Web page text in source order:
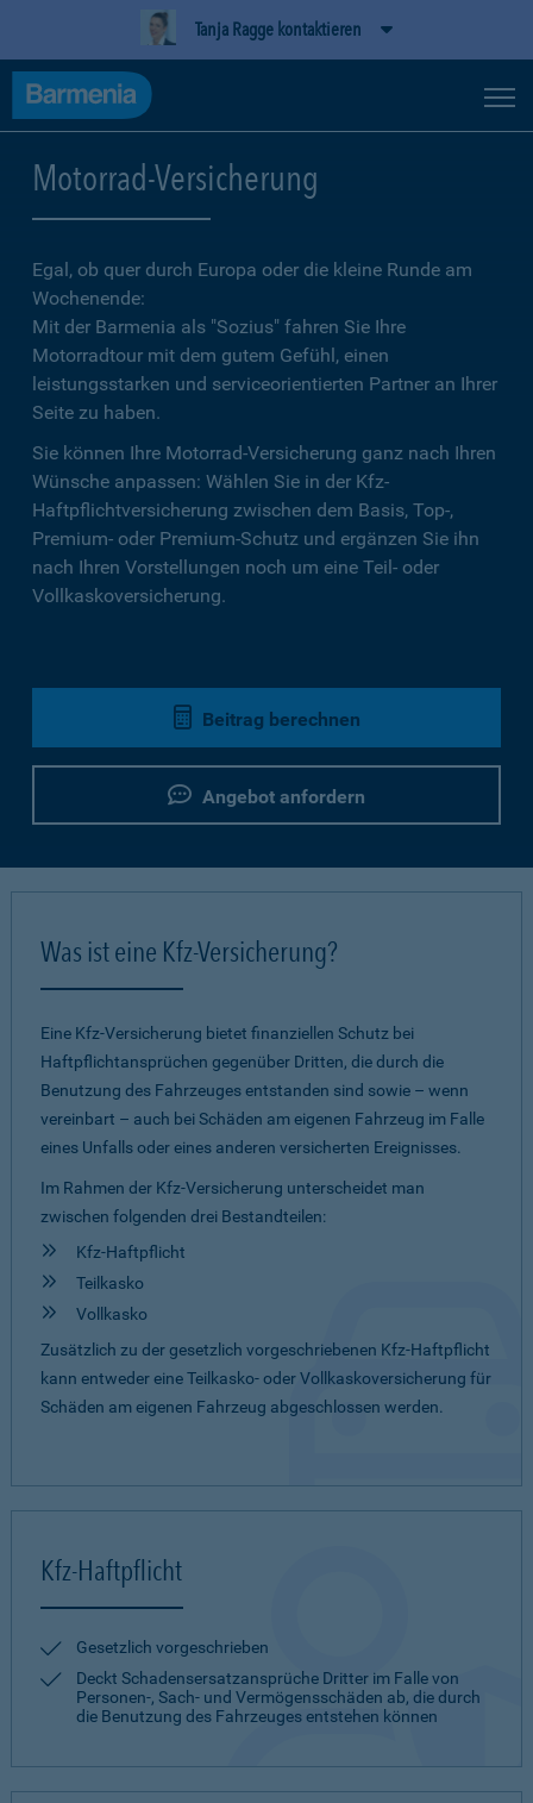
Tanja Ragge kontaktieren
Motorrad-Versicherung
Egal, ob quer durch Europa oder die kleine Runde am
Wochenende:
Mit der Barmenia als "Sozius" fahren Sie Ihre
Motorradtour mit dem gutem Gefühl, einen
leistungsstarken und serviceorientierten Partner an Ihrer
Seite zu haben.
Sie können Ihre Motorrad-Versicherung ganz nach Ihren
Wünsche anpassen: Wählen Sie in der Kfz-
Haftpflichtversicherung zwischen dem Basis, Top-,
Premium- oder Premium-Schutz und ergänzen Sie ihn
nach Ihren Vorstellungen noch um eine Teil- oder
Vollkaskoversicherung.
Beitrag berechnen
Angebot anfordern
Was ist eine Kfz-Versicherung?
Eine Kfz-Versicherung bietet finanziellen Schutz bei
Haftpflichtansprüchen gegenüber Dritten, die durch die
Benutzung des Fahrzeuges entstanden sind sowie – wenn
vereinbart – auch bei Schäden am eigenen Fahrzeug im Falle
eines Unfalls oder eines anderen versicherten Ereignisses.
Im Rahmen der Kfz-Versicherung unterscheidet man
zwischen folgenden drei Bestandteilen:
Kfz-Haftpflicht
Teilkasko
Vollkasko
Zusätzlich zu der gesetzlich vorgeschriebenen Kfz-Haftpflicht
kann entweder eine Teilkasko- oder Vollkaskoversicherung für
Schäden am eigenen Fahrzeug abgeschlossen werden.
Kfz-Haftpflicht
Gesetzlich vorgeschrieben
Deckt Schadensersatzansprüche Dritter im Falle von
Personen-, Sach- und Vermögensschäden ab, die durch
die Benutzung des Fahrzeuges entstehen können